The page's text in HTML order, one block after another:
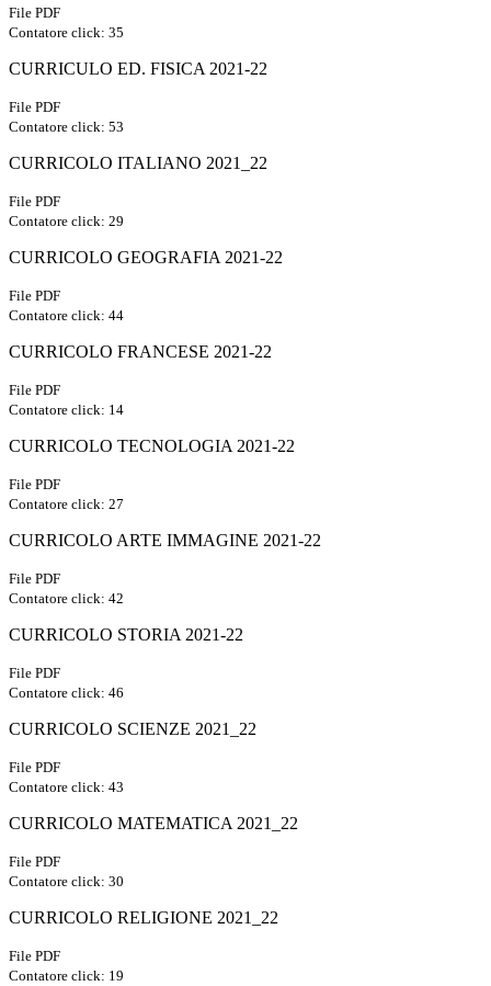
File PDF
Contatore click: 35
CURRICULO ED. FISICA 2021-22
File PDF
Contatore click: 53
CURRICOLO ITALIANO 2021_22
File PDF
Contatore click: 29
CURRICOLO GEOGRAFIA 2021-22
File PDF
Contatore click: 44
CURRICOLO FRANCESE 2021-22
File PDF
Contatore click: 14
CURRICOLO TECNOLOGIA 2021-22
File PDF
Contatore click: 27
CURRICOLO ARTE IMMAGINE 2021-22
File PDF
Contatore click: 42
CURRICOLO STORIA 2021-22
File PDF
Contatore click: 46
CURRICOLO SCIENZE 2021_22
File PDF
Contatore click: 43
CURRICOLO MATEMATICA 2021_22
File PDF
Contatore click: 30
CURRICOLO RELIGIONE 2021_22
File PDF
Contatore click: 19